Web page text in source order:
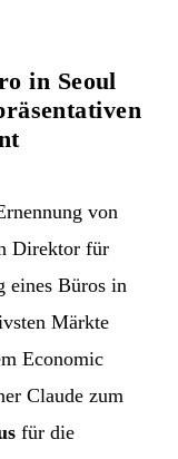
in Seoul
von
Direktor für
eines Büros in
Märkte
Economic
Claude zum
für die